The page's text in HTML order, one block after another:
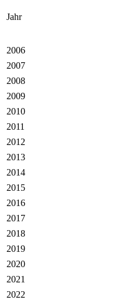
Jahr
2006
2007
2008
2009
2010
2011
2012
2013
2014
2015
2016
2017
2018
2019
2020
2021
2022